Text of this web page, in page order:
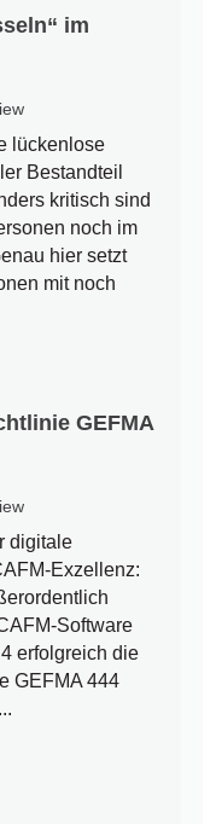
im
lückenlose
Bestandteil
kritisch sind
noch im
hier setzt
mit noch
GEFMA
digitale
Exzellenz:
Software
erfolgreich die
GEFMA 444